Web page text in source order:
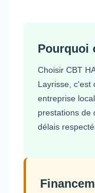
Pourquoi
Choisir CBT
Layrisse, c'est
entreprise
prestations de
délais